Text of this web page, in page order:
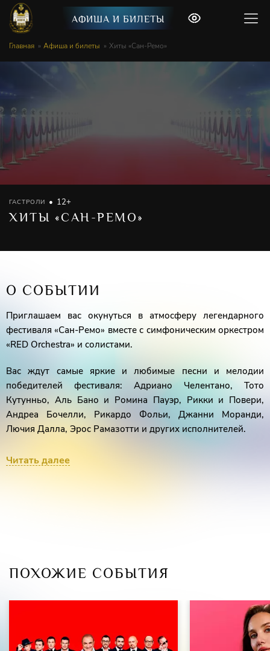
АФИША И БИЛЕТЫ
Главная Афиша и билеты Хиты «Сан-Ремо»
ГАСТРОЛИ 12+
ХИТЫ «САН-РЕМО»
О СОБЫТИИ
Приглашаем вас окунуться в атмосферу легендарного
фестиваля «Сан-Ремо» вместе с симфоническим оркестром
«RED Orchestra» и солистами.
Вас ждут самые яркие и любимые песни и мелодии
победителей фестиваля: Адриано Челентано, Тото
Кутунньо, Аль Бано и Ромина Пауэр, Рикки и Повери,
Андреа Бочелли, Рикардо Фольи, Джанни Моранди,
Лючия Далла, Эрос Рамазотти и других исполнителей.
Это концерт, где каждый найдет для себя что-то
Читать далее
ПОХОЖИЕ СОБЫТИЯ